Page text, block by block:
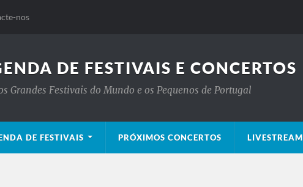
nos
DE FESTIVAIS E CONCERTOS
Grandes Festivais do Mundo e os Pequenos de Portugal
DE FESTIVAIS PRÓXIMOS CONCERTOS LIVESTREAM